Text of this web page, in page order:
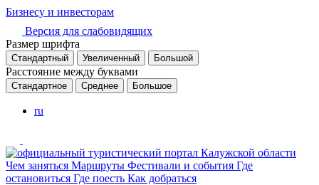
Бизнесу и инвесторам
Версия для слабовидящих
Размер шрифта
Стандартный Увеличенный Большой
Расстояние между буквами
Стандартное Среднее Большое
ru
Чем заняться Маршруты Фестивали и события Где
остановиться Где поесть Как добраться